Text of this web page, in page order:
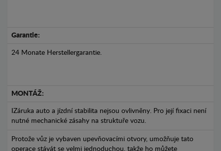
Garantie:
24 Monate Herstellergarantie.
MONTÁŽ:
IZáruka auto a jízdní stabilita nejsou ovlivněny. Pro její fixaci není
nutné mechanické zásahy na struktuře vozu.
Protože vůz je vybaven upevňovacími otvory, umožňuje tato
operace stávát se velmi jednoduchou, takže ho můžete